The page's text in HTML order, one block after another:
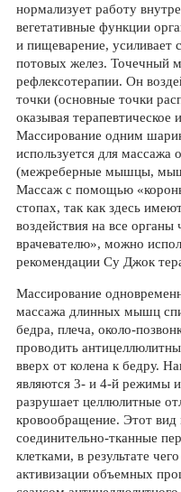
нормализует работу
вегетативные функции
и пищеварение,
потовых желез. Точечный
рефлексотерапии. Он
точки (основные точки
оказывая терапевтическое
Массирование одним
используется для
(межреберные мышцы,
Массаж с помощью
стопах, так как здесь
воздействия на все
врачевателю», можно
рекомендации Су Джок
Массирование
массажа длинных мышц
бедра, плеча, около-
проводить
вверх от колена к бедру.
являются 3- и 4-й режимы
разрушает целлюлитные
кровообращение. Этот вид
соединительно-тканные
клетками, в результате
активизации объемных